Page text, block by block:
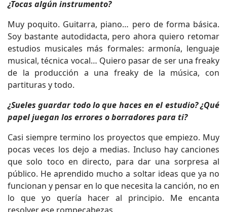
¿Tocas algún instrumento?
Muy poquito. Guitarra, piano… pero de forma básica.
Soy bastante autodidacta, pero ahora quiero retomar
estudios musicales más formales: armonía, lenguaje
musical, técnica vocal… Quiero pasar de ser una freaky
de la producción a una freaky de la música, con
partituras y todo.
¿Sueles guardar todo lo que haces en el estudio? ¿Qué
papel juegan los errores o borradores para ti?
Casi siempre termino los proyectos que empiezo. Muy
pocas veces los dejo a medias. Incluso hay canciones
que solo toco en directo, para dar una sorpresa al
público. He aprendido mucho a soltar ideas que ya no
funcionan y pensar en lo que necesita la canción, no en
lo que yo quería hacer al principio. Me encanta